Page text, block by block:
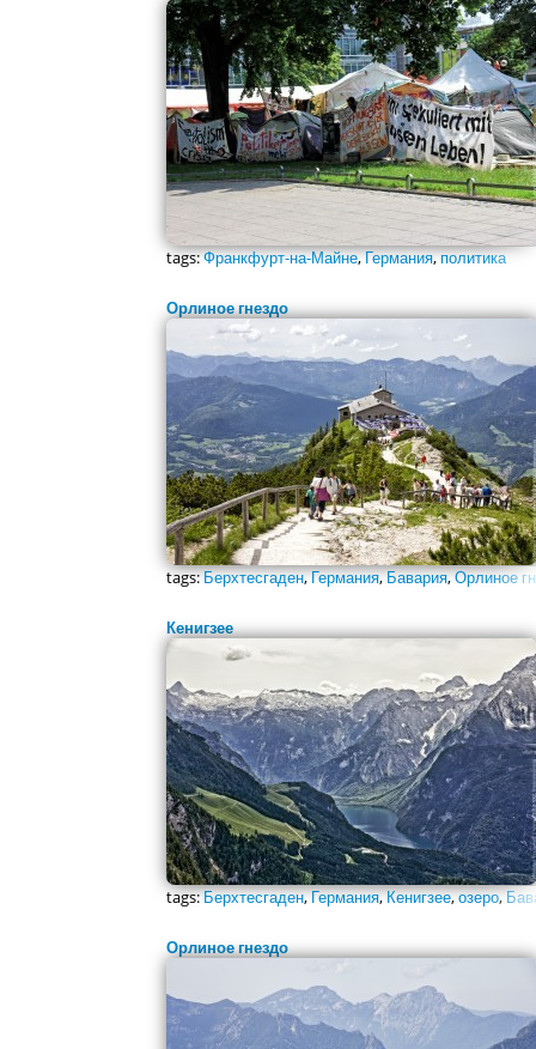
tags:Франкфурт-на-Майне,Германия,политика
Орлиное гнездо
tags:Берхтесгаден,Германия,Бавария,Орлиное
Кенигзее
tags:Берхтесгаден,Германия,Кенигзее,озеро,
Орлиное гнездо